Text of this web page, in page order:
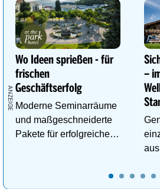
Wo Ideen sprießen - für
frischen
Geschäftserfolg
Moderne Seminarräume
und maßgeschneiderte
Pakete für erfolgreiche
–